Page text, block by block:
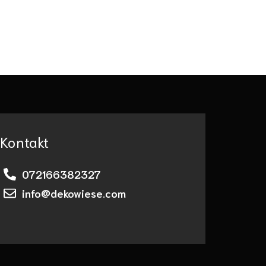
Kontakt
072166382327
info@dekowiese.com